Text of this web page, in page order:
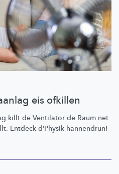
eis ofkillen
killt de Ventilator de Raum net
Entdeck d’Physik hannendrun!